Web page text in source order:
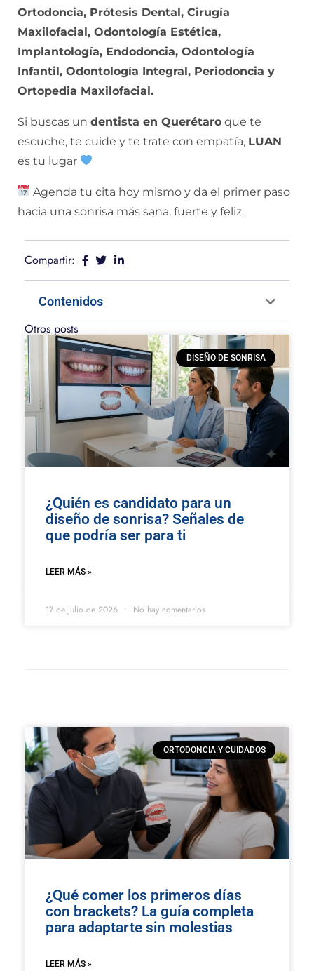
Ortodoncia, Prótesis Dental, Cirugía
Maxilofacial, Odontología Estética,
Implantología, Endodoncia, Odontología
Infantil, Odontología Integral, Periodoncia y
Ortopedia Maxilofacial.
Si buscas un dentista en Querétaro que te
escuche, te cuide y te trate con empatía, LUAN
es tu lugar
Agenda tu cita hoy mismo y da el primer paso
hacia una sonrisa más sana, fuerte y feliz.
Compartir:
Contenidos
Otros posts
DISEÑO DE SONRISA
¿Quién es candidato para un
diseño de sonrisa? Señales de
que podría ser para ti
LEER MÁS »
17 de julio de 2026 No hay comentarios
ORTODONCIA Y CUIDADOS
¿Qué comer los primeros días
con brackets? La guía completa
para adaptarte sin molestias
LEER MÁS »